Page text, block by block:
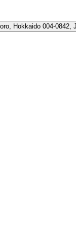
Hokkaido 004-0842,